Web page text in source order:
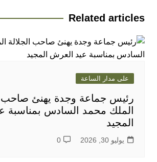
Related articles
على مدار الساعة
رئيس جماعة وجدة يهنئ صاحب
الملك محمد السادس بمناسبة
المجيد
يوليو 30, 2026 0